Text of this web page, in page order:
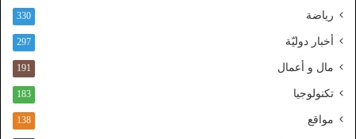
ط
ا
م
و
رياضة 330
أخبار دوليّة 297
مال و أعمال 191
تكنولوجيا 183
مواقع 138